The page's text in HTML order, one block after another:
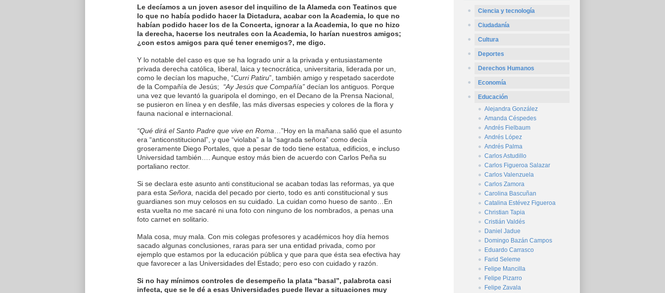
Le decíamos a un joven asesor del inquilino de la Alameda con Teatinos que
lo que no había podido hacer la Dictadura, acabar con la Academia, lo que no
habían podido hacer los de la Concerta, ignorar a la Academia, lo que no hizo
la derecha, hacerse los neutrales con la Academia, lo harían nuestros amigos;
¿con estos amigos para qué tener enemigos?, me digo.
Y lo notable del caso es que se ha logrado unir a la privada y entusiastamente
privada derecha católica, liberal, laica y tecnocrática, universitaria, liderada por un,
como le decían los mapuche, “Curri Patiru”, también amigo y respetado sacerdote
de la Compañía de Jesús; “Ay Jesús que Compañía” decían los antiguos. Porque
una vez que levantó la guaripola el domingo, en el Decano de la Prensa Nacional,
se pusieron en línea y en desfile, las más diversas especies y colores de la flora y
fauna nacional e internacional.
“Qué dirá el Santo Padre que vive en Roma …”Hoy en la mañana salió que el asunto
era “anticonstitucional”, y que “violaba” a la “sagrada señora” como decía
groseramente Diego Portales, que a pesar de todo tiene estatua, edificios, e incluso
Universidad también…. Aunque estoy más bien de acuerdo con Carlos Peña su
portaliano rector.
Si se declara este asunto anti constitucional se acaban todas las reformas, ya que
para esta Señora,
nacida del pecado por cierto, todo es anti constitucional y sus
guardianes son muy celosos en su cuidado. La cuidan como hueso de santo…En
esta vuelta no me sacaré ni una foto con ninguno de los nombrados, a penas una
foto carnet en solitario.
Mala cosa, muy mala. Con mis colegas profesores y académicos hoy día hemos
sacado algunas conclusiones, raras para ser una entidad privada, como por
ejemplo que estamos por la educación pública y que para que ésta sea efectiva hay
que favorecer a las Universidades del Estado; pero eso con cuidado y razón.
Si no hay mínimos controles de desempeño la plata “basal”, palabrota casi
infecta, que se le dé a esas Universidades puede llevar a situaciones muy
Ciencia y tecnología
Ciudadanía
Cultura
Deportes
Derechos Humanos
Economía
Educación
Alejandra González
Amanda Céspedes
Andrés Fielbaum
Andrés López
Andrés Palma
Carlos Astudillo
Carlos Figueroa Salazar
Carlos Valenzuela
Carlos Zamora
Carolina Bascuñan
Catalina Estévez Figueroa
Christian Tapia
Cristián Valdés
Daniel Jadue
Domingo Bazán Campos
Eduardo Carrasco
Farid Seleme
Felipe Mancilla
Felipe Pizarro
Felipe Zavala